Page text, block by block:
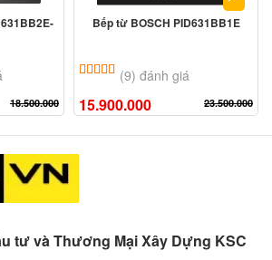
18.500.000
Bếp từ BOSCH PID631BB1E
5.00 trên 5 dựa trên
(9) đánh giá
15.900.000 23.500.000
tư và Thương Mại Xây Dựng KSC